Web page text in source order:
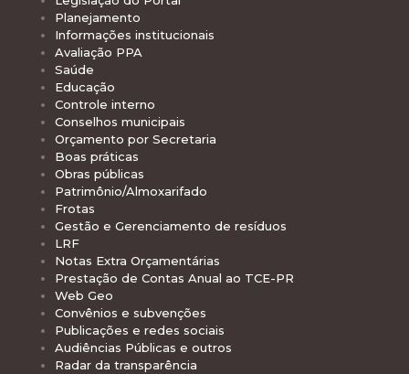
Planejamento
Informações institucionais
Avaliação PPA
Saúde
Educação
Controle interno
Conselhos municipais
Orçamento por Secretaria
Boas práticas
Obras públicas
Patrimônio/Almoxarifado
Frotas
Gestão e Gerenciamento de resíduos
LRF
Notas Extra Orçamentárias
Prestação de Contas Anual ao TCE-PR
Web Geo
Convênios e subvenções
Publicações e redes sociais
Audiências Públicas e outros
Radar da transparência